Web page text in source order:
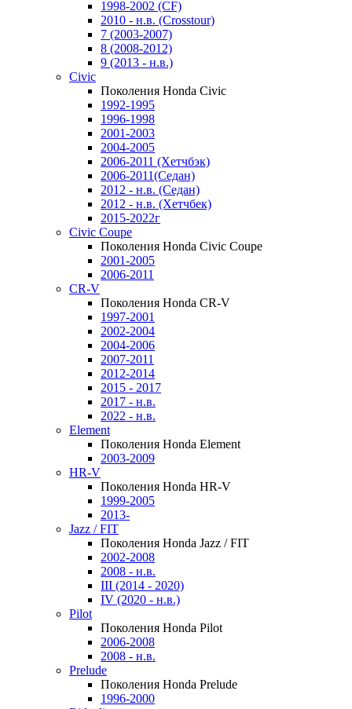
1998-2002 (CF)
2010 - н.в. (Crosstour)
7 (2003-2007)
8 (2008-2012)
9 (2013 - н.в.)
Civic
Поколения Honda Civic
1992-1995
1996-1998
2001-2003
2004-2005
2006-2011 (Хетчбэк)
2006-2011(Седан)
2012 - н.в. (Седан)
2012 - н.в. (Хетчбек)
2015-2022г
Civic Coupe
Поколения Honda Civic Coupe
2001-2005
2006-2011
CR-V
Поколения Honda CR-V
1997-2001
2002-2004
2004-2006
2007-2011
2012-2014
2015 - 2017
2017 - н.в.
2022 - н.в.
Element
Поколения Honda Element
2003-2009
HR-V
Поколения Honda HR-V
1999-2005
2013-
Jazz / FIT
Поколения Honda Jazz / FIT
2002-2008
2008 - н.в.
III (2014 - 2020)
IV (2020 - н.в.)
Pilot
Поколения Honda Pilot
2006-2008
2008 - н.в.
Prelude
Поколения Honda Prelude
1996-2000